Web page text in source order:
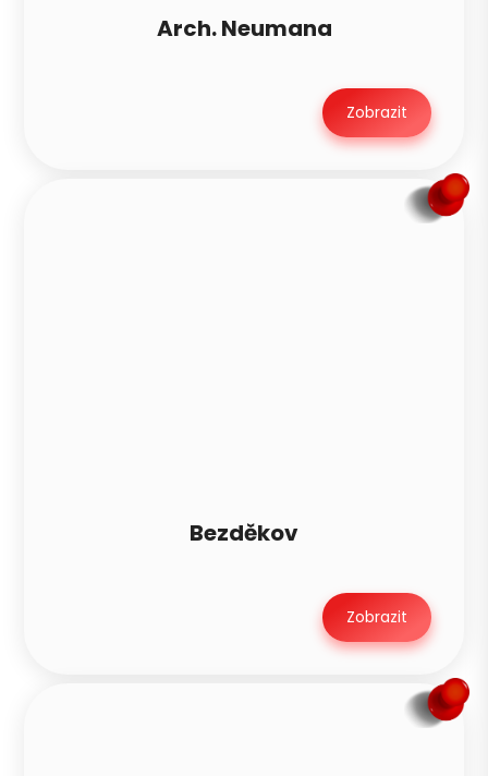
Arch. Neumana
Zobrazit
Bezděkov
Zobrazit